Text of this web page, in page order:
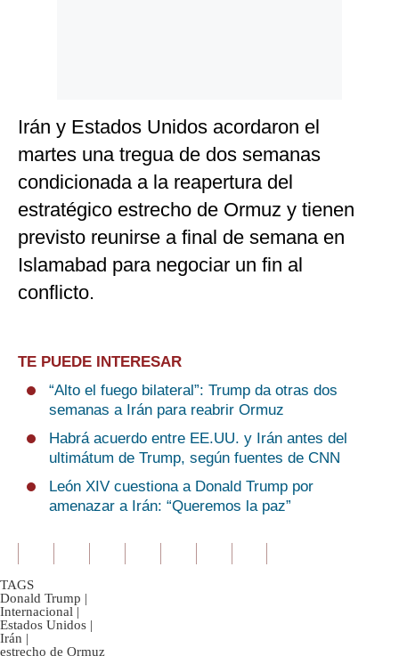
Irán y Estados Unidos acordaron el
martes una tregua de dos semanas
condicionada a la reapertura del
estratégico estrecho de Ormuz y tienen
previsto reunirse a final de semana en
Islamabad para negociar un fin al
conflicto.
TE PUEDE INTERESAR
“Alto el fuego bilateral”: Trump da otras dos
semanas a Irán para reabrir Ormuz
Habrá acuerdo entre EE.UU. y Irán antes del
ultimátum de Trump, según fuentes de CNN
León XIV cuestiona a Donald Trump por
amenazar a Irán: “Queremos la paz”
TAGS
Donald Trump |
Internacional |
Estados Unidos |
Irán |
estrecho de Ormuz